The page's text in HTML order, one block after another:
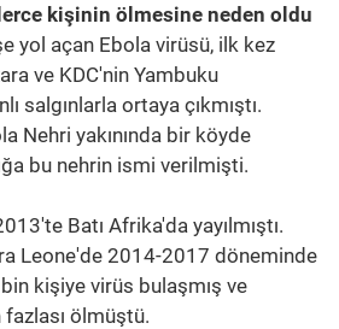
kişinin ölmesine neden oldu
yol açan Ebola virüsü, ilk kez
ve KDC'nin Yambuku
salgınlarla ortaya çıkmıştı.
Nehri yakınında bir köyde
bu nehrin ismi verilmişti.
Batı Afrika'da yayılmıştı.
Leone'de 2014-2017 döneminde
kişiye virüs bulaşmış ve
ölmüştü.